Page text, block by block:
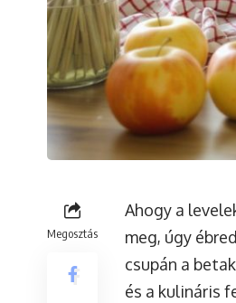
Megosztás
Ahogy a
meg, úgy
csupán a
és a kulináris